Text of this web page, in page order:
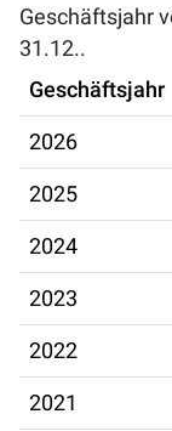
Geschäftsjahr
31.12..
Geschäftsjahr
2026
2025
2024
2023
2022
2021